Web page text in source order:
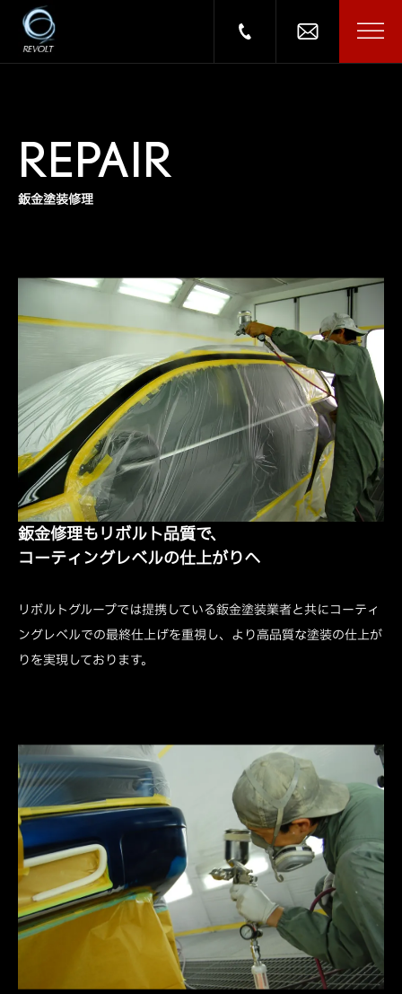
REPAIR
鈑金塗装修理
鈑金修理もリボルト品質で、
コーティングレベルの仕上がりへ
リボルトグループでは提携している鈑金塗装業者と共にコーティ
ングレベルでの最終仕上げを重視し、より高品質な塗装の仕上が
りを実現しております。